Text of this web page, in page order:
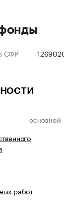
СФР
ОСНОВНОЙ
работ